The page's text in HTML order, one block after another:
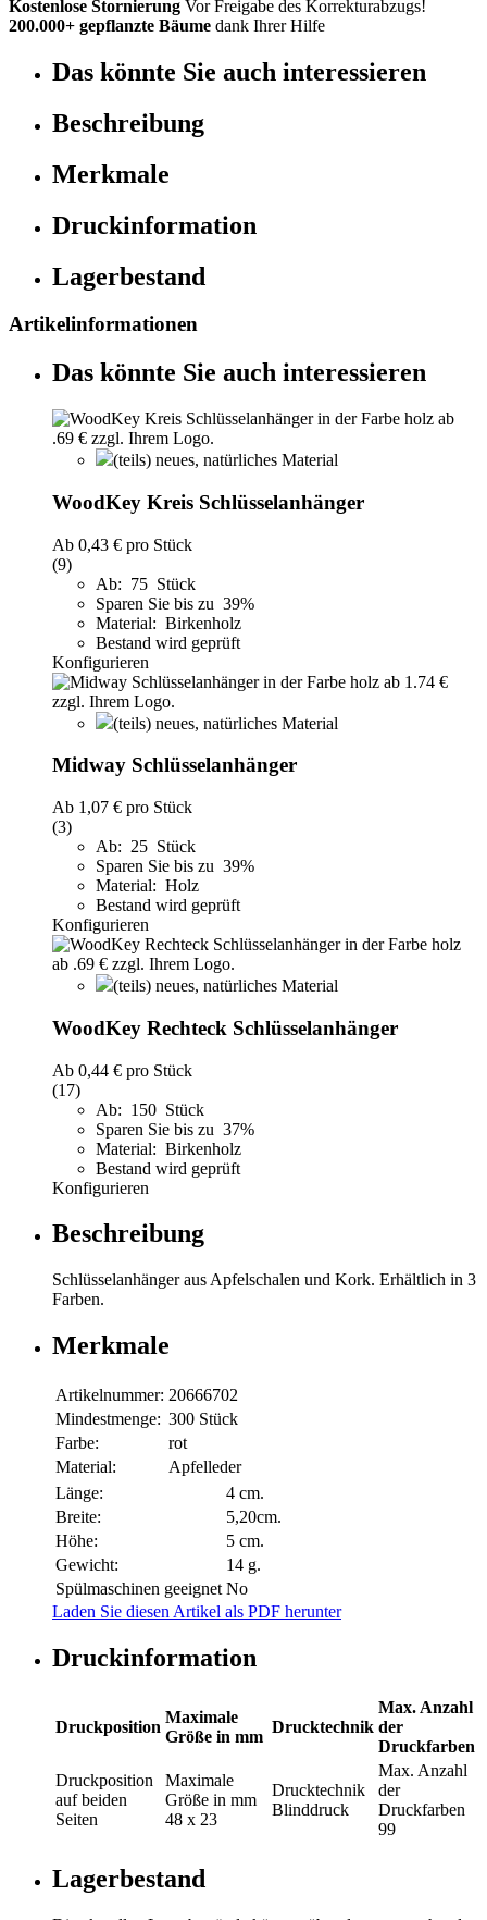
Kostenlose Stornierung Vor Freigabe des Korrekturabzugs!
200.000+ gepflanzte Bäume dank Ihrer Hilfe
Das könnte Sie auch interessieren
Beschreibung
Merkmale
Druckinformation
Lagerbestand
Artikelinformationen
Das könnte Sie auch interessieren
(teils) neues, natürliches Material
WoodKey Kreis Schlüsselanhänger
Ab 0,43 € pro Stück
(9)
Ab: 75 Stück
Sparen Sie bis zu 39%
Material: Birkenholz
Bestand wird geprüft
Konfigurieren
(teils) neues, natürliches Material
Midway Schlüsselanhänger
Ab 1,07 € pro Stück
(3)
Ab: 25 Stück
Sparen Sie bis zu 39%
Material: Holz
Bestand wird geprüft
Konfigurieren
(teils) neues, natürliches Material
WoodKey Rechteck Schlüsselanhänger
Ab 0,44 € pro Stück
(17)
Ab: 150 Stück
Sparen Sie bis zu 37%
Material: Birkenholz
Bestand wird geprüft
Konfigurieren
Beschreibung
Schlüsselanhänger aus Apfelschalen und Kork. Erhältlich in 3
Farben.
Merkmale
Artikelnummer: 20666702
Mindestmenge: 300 Stück
Farbe:
rot
Material:
Apfelleder
Länge:
4 cm.
Breite:
5,20cm.
Höhe:
5 cm.
Gewicht:
14 g.
Spülmaschinen geeignet No
Laden Sie diesen Artikel als PDF herunter
Druckinformation
Druckposition
Maximale
Größe in mm
Drucktechnik
Max. Anzahl
der
Druckfarben
Druckposition
auf beiden
Seiten
Maximale
Größe in mm
48 x 23
Drucktechnik
Blinddruck
Max. Anzahl
der
Druckfarben
99
Lagerbestand